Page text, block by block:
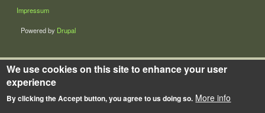
LÁBLÉC
Impressum
Powered by Drupal
We use cookies on this site to enhance your user
experience
By clicking the Accept button, you agree to us doing so. More info